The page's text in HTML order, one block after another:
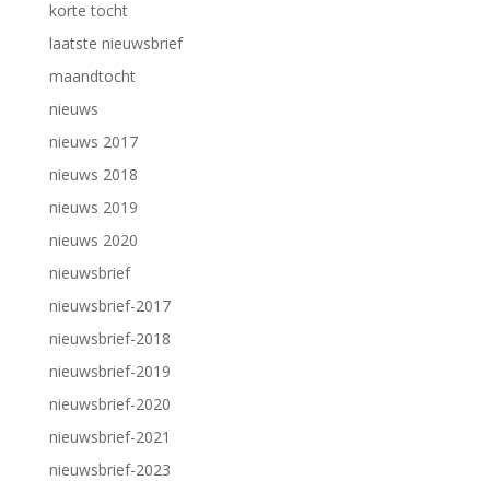
korte tocht
laatste nieuwsbrief
maandtocht
nieuws
nieuws 2017
nieuws 2018
nieuws 2019
nieuws 2020
nieuwsbrief
nieuwsbrief-2017
nieuwsbrief-2018
nieuwsbrief-2019
nieuwsbrief-2020
nieuwsbrief-2021
nieuwsbrief-2023